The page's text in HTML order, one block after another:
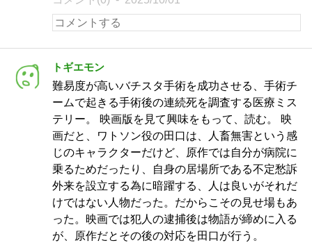
トギエモン
難易度が高いバチスタ手術を成功させる、手術チ
ームで起きる手術後の連続死を調査する医療ミス
テリー。 映画版を見て興味をもって、読む。 映
画だと、ワトソン役の田口は、人畜無害という感
じのキャラクターだけど、原作では自分が病院に
乗るためだったり、自身の居場所である不定愁訴
外来を設立する為に暗躍する、人は良いがそれだ
けではない人物だった。だからこその見せ場もあ
った。映画では犯人の逮捕後は物語が締めに入る
が、原作だとその後の対応を田口が行う。